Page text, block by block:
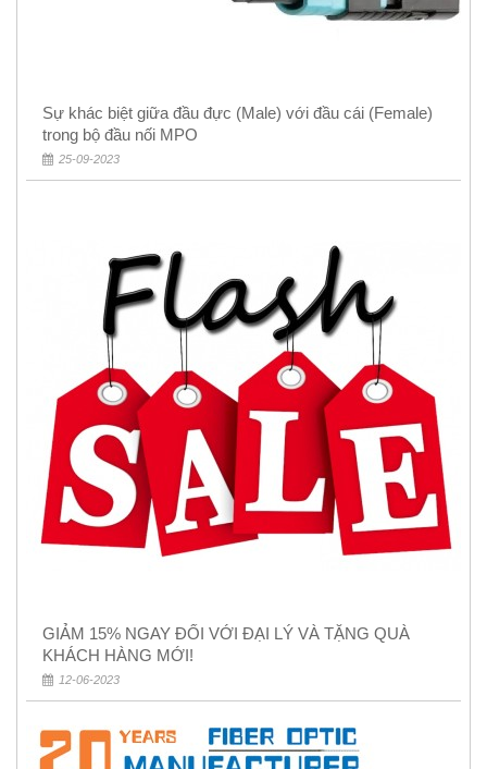
Sự khác biệt giữa đầu đực (Male) với đầu cái (Female)
trong bộ đầu nối MPO
25-09-2023
GIẢM 15% NGAY ĐỐI VỚI ĐẠI LÝ VÀ TẶNG QUÀ
KHÁCH HÀNG MỚI!
12-06-2023